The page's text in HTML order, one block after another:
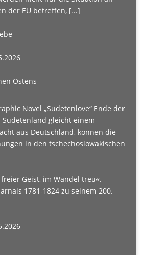
der EU betreffen, [...]
Ostens
Novel „Sudetenlove“ Ende der
Sudetenland gleicht einem
aus Deutschland, können die
in den tschechoslowakischen
Geist, im Wandel treu«.
1781-1824 zu seinem 200.